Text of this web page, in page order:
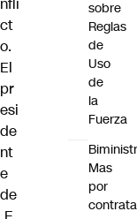
ct
o.
El
pr
esi
de
nt
e
de
sobre
Reglas
de
Uso
de
la
Fuerza
Mas
por